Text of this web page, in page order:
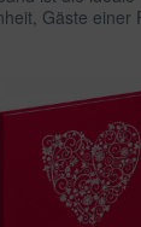
Gäste einer